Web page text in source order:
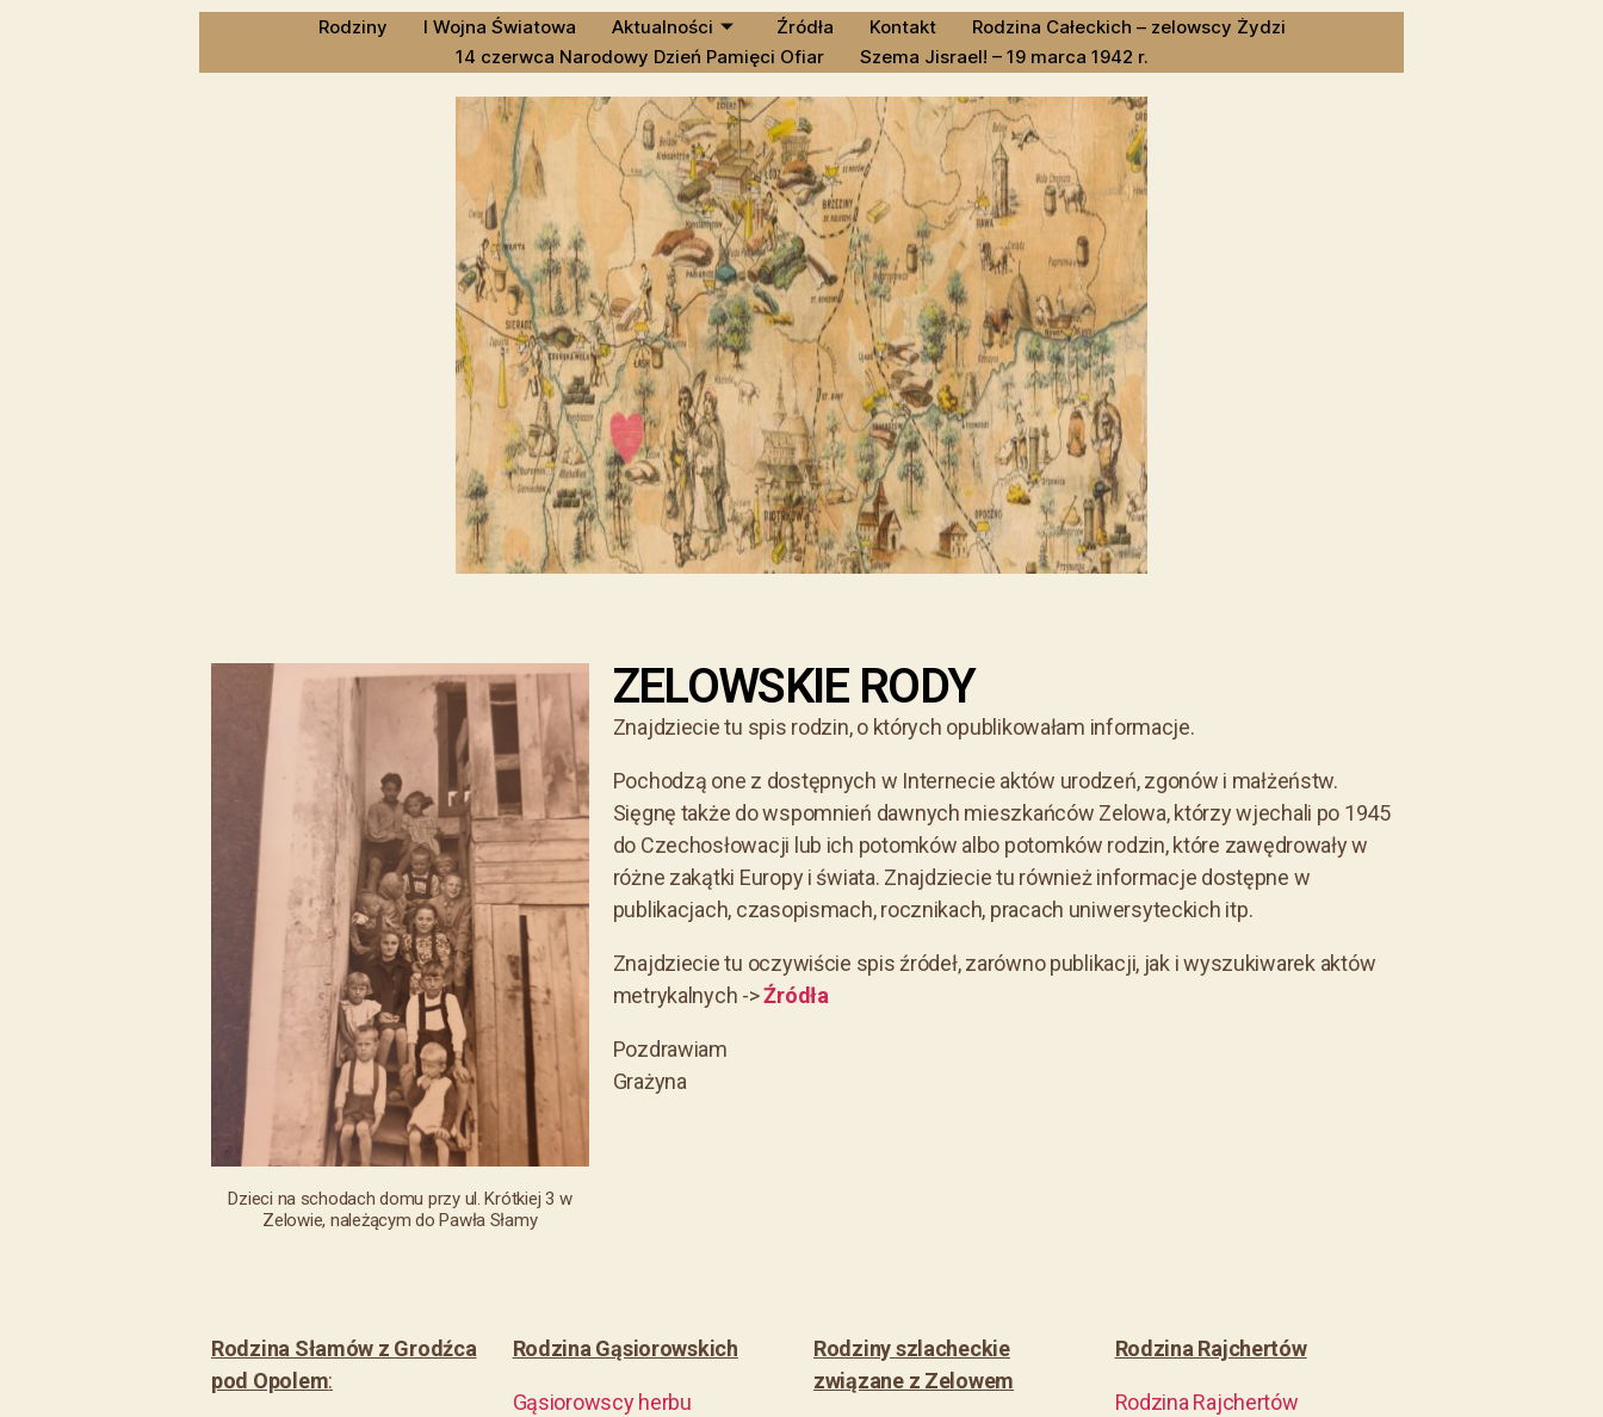
Rodziny I Wojna Światowa Aktualności Źródła Kontakt
Rodzina Całeckich – zelowscy Żydzi
14 czerwca Narodowy Dzień Pamięci Ofiar
Szema Jisrael! – 19 marca 1942 r.
Dzieci na schodach domu przy ul. Krótkiej 3 w
Zelowie, należącym do Pawła Słamy
ZELOWSKIE RODY
Znajdziecie tu spis rodzin, o których opublikowałam informacje.
Pochodzą one z dostępnych w Internecie aktów urodzeń, zgonów i małżeństw.
Sięgnę także do wspomnień dawnych mieszkańców Zelowa, którzy wjechali po 1945
do Czechosłowacji lub ich potomków albo potomków rodzin, które zawędrowały w
różne zakątki Europy i świata. Znajdziecie tu również informacje dostępne w
publikacjach, czasopismach, rocznikach, pracach uniwersyteckich itp.
Znajdziecie tu oczywiście spis źródeł, zarówno publikacji, jak i wyszukiwarek aktów
metrykalnych ->Źródła
Pozdrawiam
Grażyna
Rodzina Słamów z Grodźca
pod Opolem:
Rodzina Gąsiorowskich
Gąsiorowscy herbu
Rodziny szlacheckie
związane z Zelowem
Rodzina Rajchertów
Rodzina Rajchertów